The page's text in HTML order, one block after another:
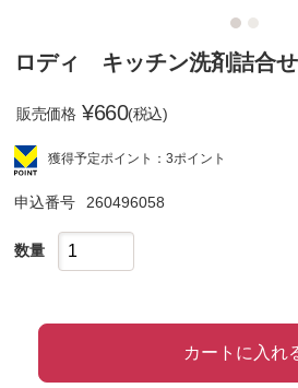
ロディ キッチン洗剤詰合せ
販売価格 ¥660(税込)
獲得予定ポイント：3ポイント
申込番号 260496058
数量
カートに入れ